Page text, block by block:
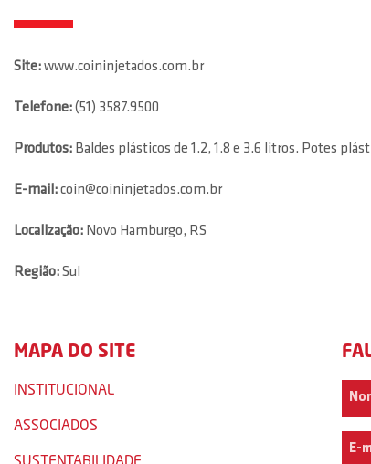
Site:www.coininjetados.com.br
Telefone:(51) 3587.9500
Produtos: Baldes plásticos de 1.2, 1.8 e 3.6 litros. Potes
E-mail:coin@coininjetados.com.br
Localização: Novo Hamburgo, RS
Região:Sul
MAPA DO SITE
INSTITUCIONAL
ASSOCIADOS
SUSTENTABILIDADE